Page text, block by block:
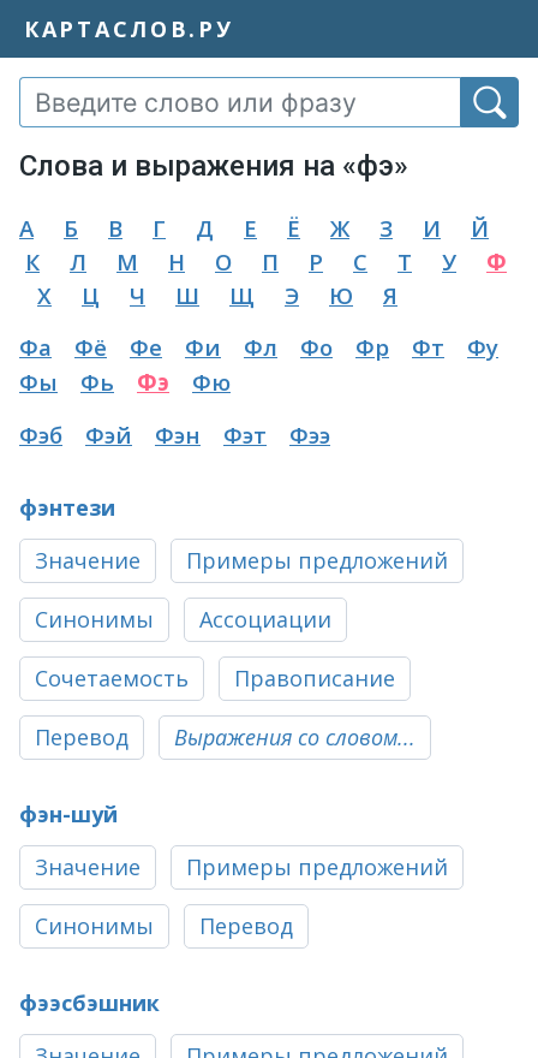
КАРТАСЛОВ.РУ
Слова и выражения на «фэ»
А Б В Г Д Е Ё Ж З И
Й
К
Л М Н О П Р С Т У
Ф
Х
Ц Ч Ш Щ Э Ю
Я
Фа
Фё Фе Фи Фл Фо Фр Фт
Фу
Фы
Фь Фэ
Фю
Фэб
Фэй Фэн Фэт Фээ
фэнтези
Значение
Примеры предложений
Синонимы Ассоциации
Сочетаемость Правописание
Перевод Выражения со словом...
фэн-шуй
Значение
Примеры предложений
Синонимы Перевод
фээсбэшник